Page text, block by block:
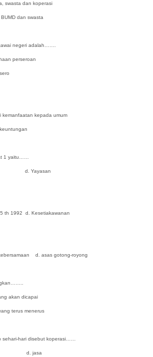
dan koperasi
dan swasta
negeri adalah…….
kepada umum
1 yaitu……
Yayasan
d. Kesetiakawanan
d. asas gotong-royong
akan dicapai
terus menerus
sehari-hari disebut koperasi……
d. jasa